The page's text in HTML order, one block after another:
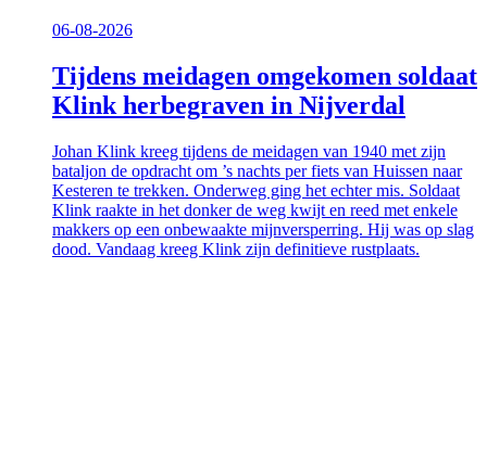
06-08-2026
Tijdens meidagen omgekomen soldaat
Klink herbegraven in Nijverdal
Johan Klink kreeg tijdens de meidagen van 1940 met zijn
bataljon de opdracht om ’s nachts per fiets van Huissen naar
Kesteren te trekken. Onderweg ging het echter mis. Soldaat
Klink raakte in het donker de weg kwijt en reed met enkele
makkers op een onbewaakte mijnversperring. Hij was op slag
dood. Vandaag kreeg Klink zijn definitieve rustplaats.